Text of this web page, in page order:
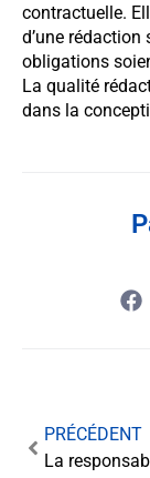
contractuelle.
d’une
obligations
La qualité
dans la
PRÉCÉDENT